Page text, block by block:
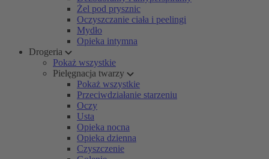
Żel pod prysznic
Oczyszczanie ciała i peelingi
Mydło
Opieka intymna
Drogeria
Pokaż wszystkie
Pielęgnacja twarzy
Pokaż wszystkie
Przeciwdziałanie starzeniu
Oczy
Usta
Opieka nocna
Opieka dzienna
Czyszczenie